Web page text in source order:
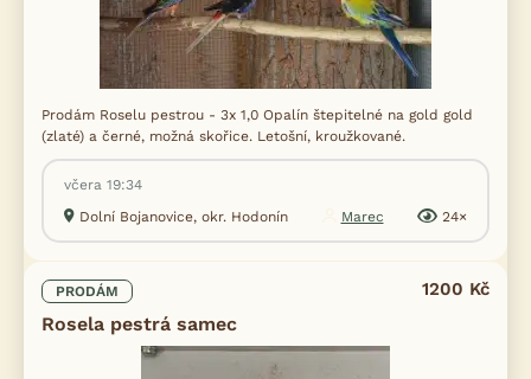
Prodám Roselu pestrou - 3x 1,0 Opalín štepitelné na gold gold
(zlaté) a černé, možná skořice. Letošní, kroužkované.
včera 19:34
Dolní Bojanovice, okr. Hodonín
Marec 24×
PRODÁM
Rosela pestrá samec
1200 Kč